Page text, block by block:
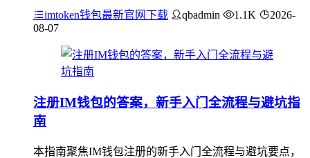
imtoken钱包最新官网下载 qbadmin 1.1K
2026-
08-07
注册IM钱包的答案，新手入门全流程与避坑指
南
本指南聚焦IM钱包注册的新手入门全流程与避坑要点，